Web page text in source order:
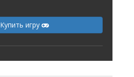
Купить игру